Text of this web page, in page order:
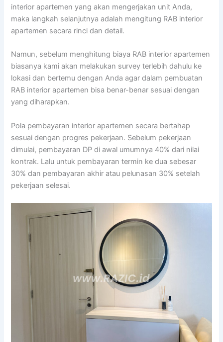
interior apartemen yang akan mengerjakan unit Anda,
maka langkah selanjutnya adalah mengitung RAB interior
apartemen secara rinci dan detail.
Namun, sebelum menghitung biaya RAB interior apartemen
biasanya kami akan melakukan survey terlebih dahulu ke
lokasi dan bertemu dengan Anda agar dalam pembuatan
RAB interior apartemen bisa benar-benar sesuai dengan
yang diharapkan.
Pola pembayaran interior apartemen secara bertahap
sesuai dengan progres pekerjaan. Sebelum pekerjaan
dimulai, pembayaran DP di awal umumnya 40% dari nilai
kontrak. Lalu untuk pembayaran termin ke dua sebesar
30% dan pembayaran akhir atau pelunasan 30% setelah
pekerjaan selesai.